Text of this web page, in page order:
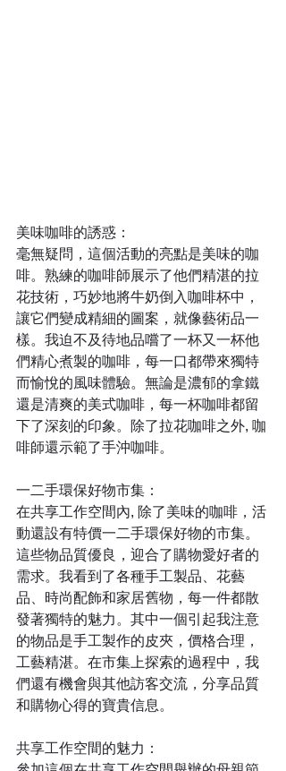
美味咖啡的誘惑：
毫無疑問，這個活動的亮點是美味的咖
啡。熟練的咖啡師展示了他們精湛的拉
花技術，巧妙地將牛奶倒入咖啡杯中，
讓它們變成精細的圖案，就像藝術品一
樣。我迫不及待地品嚐了一杯又一杯他
們精心煮製的咖啡，每一口都帶來獨特
而愉悅的風味體驗。無論是濃郁的拿鐵
還是清爽的美式咖啡，每一杯咖啡都留
下了深刻的印象。除了拉花咖啡之外, 咖
啡師還示範了手沖咖啡。
一二手環保好物市集：
在共享工作空間內, 除了美味的咖啡，活
動還設有特價一二手環保好物的市集。
這些物品質優良，迎合了購物愛好者的
需求。我看到了各種手工製品、花藝
品、時尚配飾和家居舊物，每一件都散
發著獨特的魅力。其中一個引起我注意
的物品是手工製作的皮夾，價格合理，
工藝精湛。在市集上探索的過程中，我
們還有機會與其他訪客交流，分享品質
和購物心得的寶貴信息。
共享工作空間的魅力：